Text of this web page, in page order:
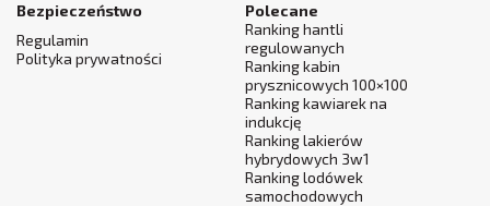
Bezpieczeństwo
Regulamin
Polityka prywatności
Polecane
Ranking hantli
regulowanych
Ranking kabin
prysznicowych 100×100
Ranking kawiarek na
indukcję
Ranking lakierów
hybrydowych 3w1
Ranking lodówek
samochodowych